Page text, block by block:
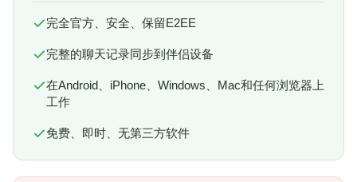
完全官方、安全、保留E2EE
完整的聊天记录同步到伴侣设备
在Android、iPhone、Windows、Mac和任何浏览器上
工作
免费、即时、无第三方软件